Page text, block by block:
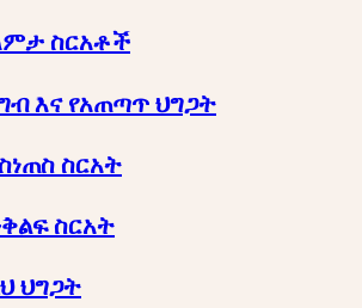
ስርአቶች
እና የአጠጣጥ ህግጋት
ስርአት
ስርአት
ህግጋት